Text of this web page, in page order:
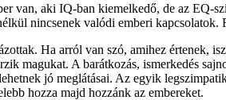
van, aki IQ-ban kiemelkedő, de az EQ-
nincsenek valódi emberi
Ha arról van szó, amihez értenek,
magukat. A barátkozás, ismerkedés
jó meglátásai. Az egyik
hozza majd hozzánk az embereket.